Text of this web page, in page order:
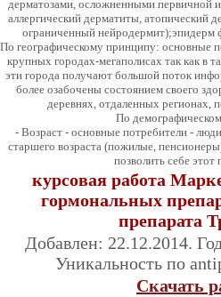
дерматозами, осложненными первичной
аллергический дерматиты, атопический
ограниченный нейродермит);эпидерм
По географическому принципу: основные
крупных городах-мегаполисах так как в
эти города получают большой поток
более озабочены состоянием своего
деревнях, отдаленных регионах,
По
- Возраст - основные потребители -
старшего возраста (пожилые,
позволить себе этот
курсовая работа
гормональных
препарата
Добавлен: 22.12.2014.
Уникальность по
Скачать